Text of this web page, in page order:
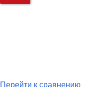
Перейти к сравнению